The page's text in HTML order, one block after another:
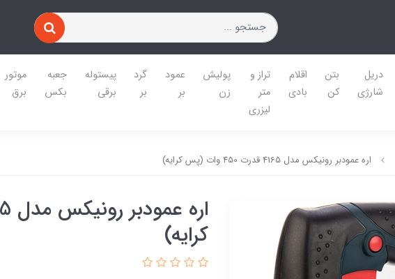
دریل
شارژی
بتن
کن
اقلام
بادی
تراز و
متر
لیزری
پولیش
زن
عمود
بر
گرد
بر
پیستوله
برقی
جعبه
بکس
موتور
برق
اره عمودبر رونیکس مدل 4165 قدرت ۴۵۰ وات (پس کرایه)
کرایه)